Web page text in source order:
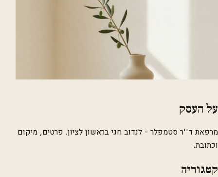
על העסק
מרפאת ד''ר סטמפלר - לנדוב חגי בראשון לציון. פרטים, מיקום
וכתובת.
קטגוריה